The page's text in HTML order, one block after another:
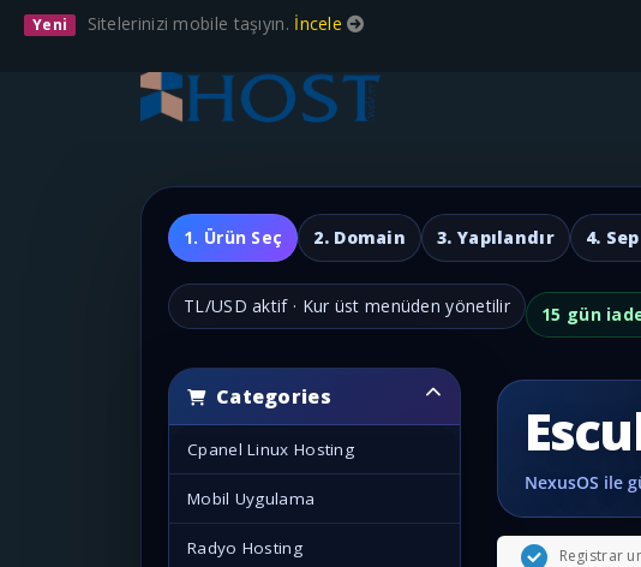
Yeni Sitelerinizi mobile taşıyın. İncele
1. Ürün Seç 2. Domain 3. Yapılandır 4.
TL/USD aktif · Kur üst menüden yönetilir 15 gün
Categories
Cpanel Linux Hosting
Mobil Uygulama
Radyo Hosting Registrar